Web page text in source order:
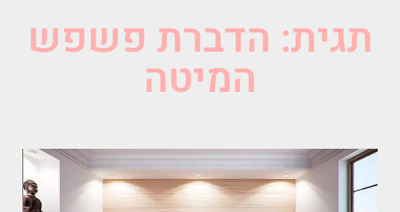
תגית: הדברת פשפש
המיטה